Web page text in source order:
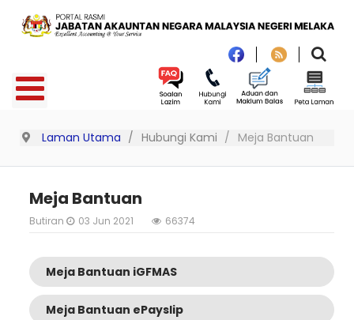
Laman Utama Hubungi Kami Meja Bantuan
Meja Bantuan
Butiran 03 Jun 2021 66374
Meja Bantuan iGFMAS
Meja Bantuan ePayslip